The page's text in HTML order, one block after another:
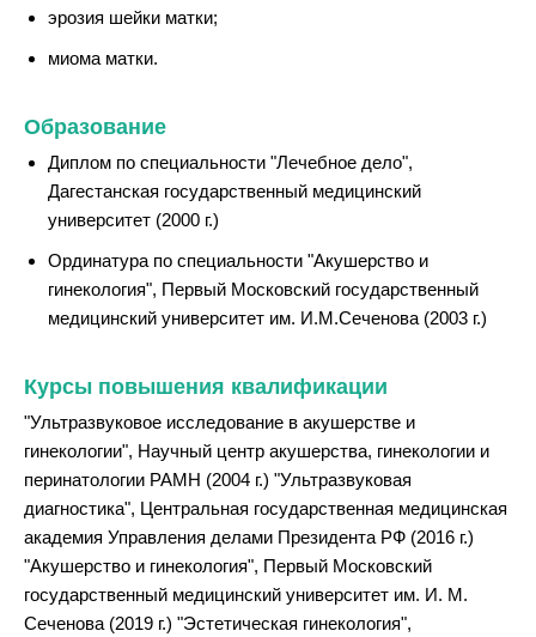
эрозия шейки матки;
миома матки.
Образование
Диплом по специальности "Лечебное дело",
Дагестанская государственный медицинский
университет (2000 г.)
Ординатура по специальности "Акушерство и
гинекология", Первый Московский государственный
медицинский университет им. И.М.Сеченова (2003 г.)
Курсы повышения квалификации
"Ультразвуковое исследование в акушерстве и
гинекологии", Научный центр акушерства, гинекологии и
перинатологии РАМН (2004 г.) "Ультразвуковая
диагностика", Центральная государственная медицинская
академия Управления делами Президента РФ (2016 г.)
"Акушерство и гинекология", Первый Московский
государственный медицинский университет им. И. М.
Сеченова (2019 г.) "Эстетическая гинекология",